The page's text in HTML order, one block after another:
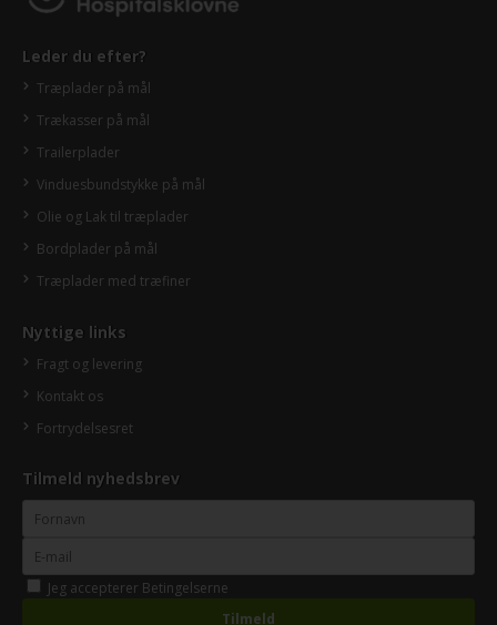
Leder du efter?
Træplader på mål
Trækasser på mål
Trailerplader
Vinduesbundstykke på mål
Olie og Lak til træplader
Bordplader på mål
Træplader med træfiner
Nyttige links
Fragt og levering
Kontakt os
Fortrydelsesret
Tilmeld nyhedsbrev
Jeg accepterer Betingelserne